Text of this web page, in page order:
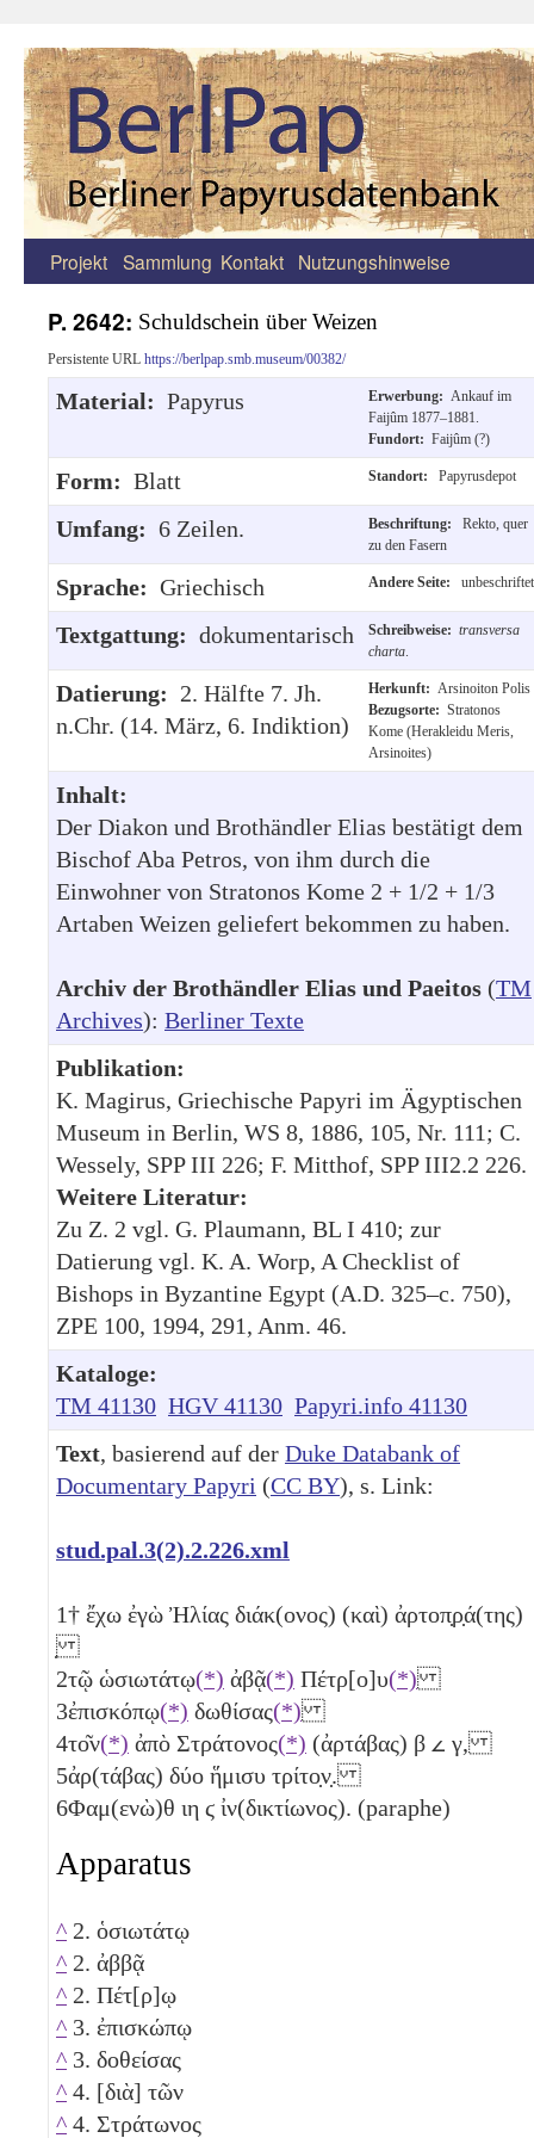
Zum
springen
Projekt Sammlung Kontakt Nutzungshinweise
P. 2642: Schuldschein über Weizen
Persistente URL https://berlpap.smb.museum/00382/
Material: Papyrus Erwerbung: Ankauf im
Faijûm 1877–1881.
Fundort: Faijûm (?)
Form: Blatt Standort: Papyrusdepot
Umfang: 6 Zeilen. Beschriftung:
Rekto, quer
zu den Fasern
Sprache: Griechisch Andere Seite: unbeschriftet
Textgattung: dokumentarisch Schreibweise: transversa
charta
Datierung: 2. Hälfte 7. Jh.
n.Chr. (14. März, 6. Indiktion)
Herkunft: Arsinoiton Polis
Bezugsorte: Stratonos
Kome (Herakleidu Meris,
Arsinoites)
Inhalt:
Der Diakon und Brothändler Elias bestätigt dem
Bischof Aba Petros, von ihm durch die
Einwohner von Stratonos Kome 2 + 1/2 + 1/3
Artaben Weizen geliefert bekommen zu haben.
Archiv der Brothändler Elias und Paeitos (TM
Archives): Berliner Texte
Publikation:
K. Magirus, Griechische Papyri im Ägyptischen
Museum in Berlin, WS 8, 1886, 105, Nr. 111; C.
Wessely, SPP III 226; F. Mitthof, SPP III2.2 226.
Weitere Literatur:
Zu Z. 2 vgl. G. Plaumann, BL I 410; zur
Datierung vgl. K. A. Worp, A Checklist of
Bishops in Byzantine Egypt (A.D. 325–c. 750),
ZPE 100, 1994, 291, Anm. 46.
Kataloge:
TM 41130 HGV 41130 Papyri.info 41130
Text, basierend auf der Duke Databank of
Documentary Papyri (CC BY), s. Link:
stud.pal.3(2).2.226.xml
1† ἔχω ἐγὼ Ἠλίας διάκ(ονος) (καὶ) ἀρτοπ̣ρ̣ά(της)
̣
2τῷ ὡσιωτάτῳ(*) ἀβᾷ(*) Πέτρ[ο]υ(*)
3ἐπισκόπῳ(*) δωθίσας(*)
4το͂ν(*) ἀπὸ Στράτονος(*) (ἀρτάβας) β 𐅵 γ,
5ἀρ(τάβας) δύο ἥμισυ τρίτο̣ν̣.
6Φαμ(ενὼ)θ ιη ϛ ἰν(δικτίωνος). (paraphe)
Apparatus
^ 2. ὁσιωτάτῳ
^ 2. ἀββᾷ
^ 2. Πέτ[ρ]ῳ
^ 3. ἐπισκώπῳ
^ 3. δοθείσας
^ 4. [διὰ] τῶν
^ 4. Στράτωνος